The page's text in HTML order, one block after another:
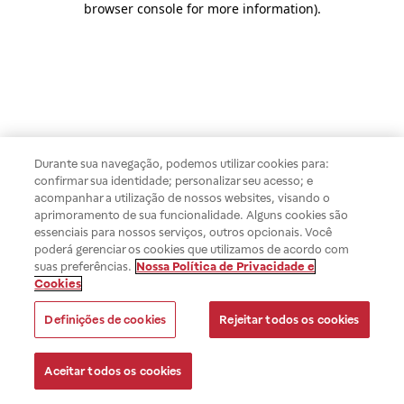
browser console for more information).
Durante sua navegação, podemos utilizar cookies para:
confirmar sua identidade; personalizar seu acesso; e
acompanhar a utilização de nossos websites, visando o
aprimoramento de sua funcionalidade. Alguns cookies são
essenciais para nossos serviços, outros opcionais. Você
poderá gerenciar os cookies que utilizamos de acordo com
suas preferências. Nossa Política de Privacidade e
Cookies
Definições de cookies Rejeitar todos os cookies
Aceitar todos os cookies